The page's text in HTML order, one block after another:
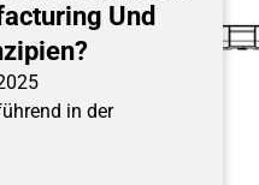
Und
in der